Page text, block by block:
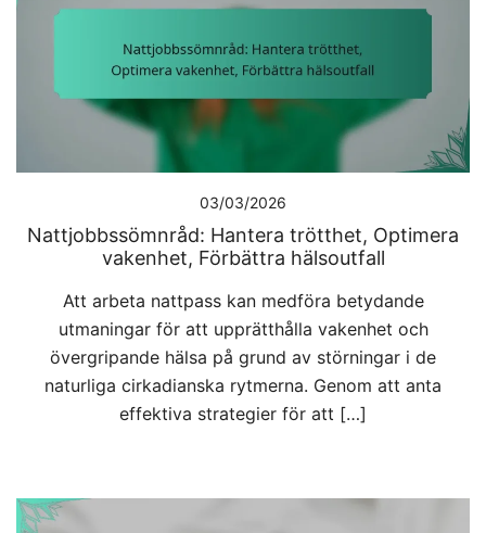
03/03/2026
Nattjobbssömnråd: Hantera trötthet, Optimera
vakenhet, Förbättra hälsoutfall
Att arbeta nattpass kan medföra betydande
utmaningar för att upprätthålla vakenhet och
övergripande hälsa på grund av störningar i de
naturliga cirkadianska rytmerna. Genom att anta
effektiva strategier för att […]